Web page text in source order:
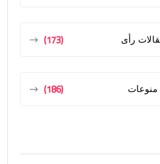
رأى (173)
منوعات (186)